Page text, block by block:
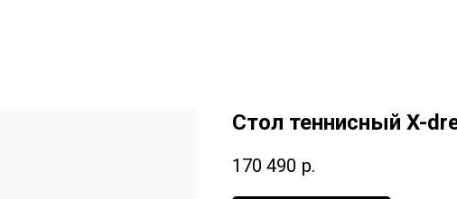
Стол теннисный X-
170 490 р.